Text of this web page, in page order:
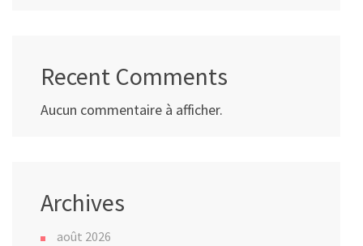
Recent Comments
Aucun commentaire à afficher.
Archives
août 2026